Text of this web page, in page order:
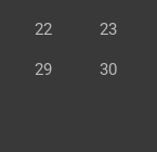
22 23
29 30